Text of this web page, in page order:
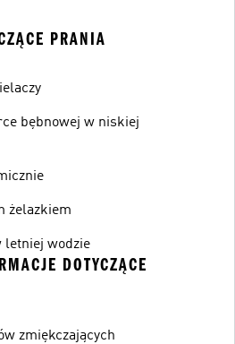
PRANIA
bębnowej w niskiej
żelazkiem
letniej wodzie
DOTYCZĄCE
zmiękczających